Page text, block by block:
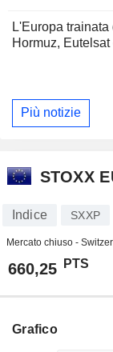
L'Europa
Hormuz, Eutelsat
Più notizie
STOXX
Indice SXXP
Mercato chiuso -
660,25 PTS
Grafico